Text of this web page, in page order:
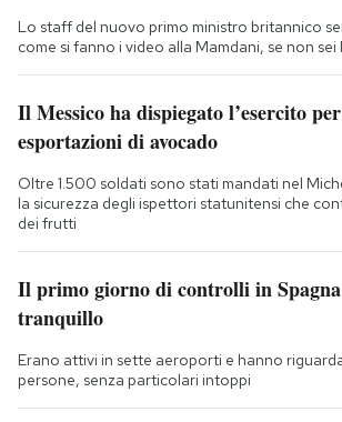
Lo staff del nuovo primo ministro britannico
come si fanno i video alla Mamdani, se non sei
Il Messico ha dispiegato l’esercito
esportazioni di avocado
Oltre 1.500 soldati sono stati mandati nel
la sicurezza degli ispettori statunitensi che
dei frutti
Il primo giorno di controlli in
tranquillo
Erano attivi in sette aeroporti e hanno
persone, senza particolari intoppi